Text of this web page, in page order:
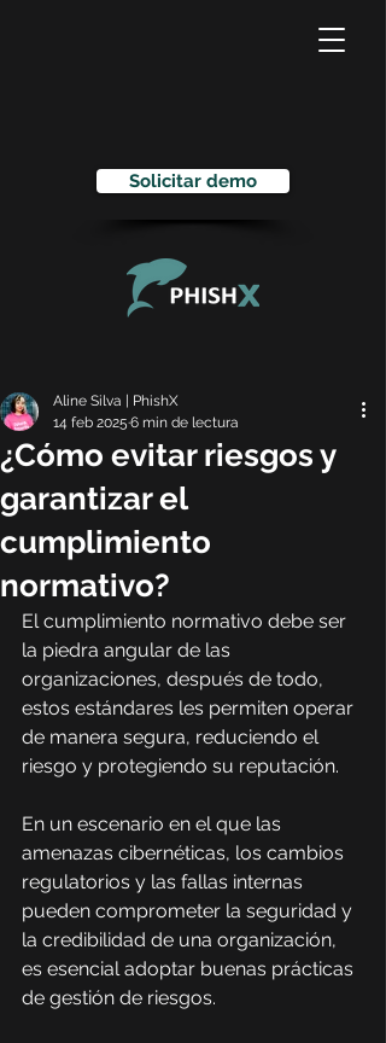
Solicitar demo
¿Cómo evitar riesgos y
garantizar el
cumplimiento
normativo?
Aline Silva | PhishX
14 feb 2025 6 min de lectura
El cumplimiento normativo debe ser
la piedra angular de las
organizaciones, después de todo,
estos estándares les permiten operar
de manera segura, reduciendo el
riesgo y protegiendo su reputación.
En un escenario en el que las
amenazas cibernéticas, los cambios
regulatorios y las fallas internas
pueden comprometer la seguridad y
la credibilidad de una organización,
es esencial adoptar buenas prácticas
de gestión de riesgos.